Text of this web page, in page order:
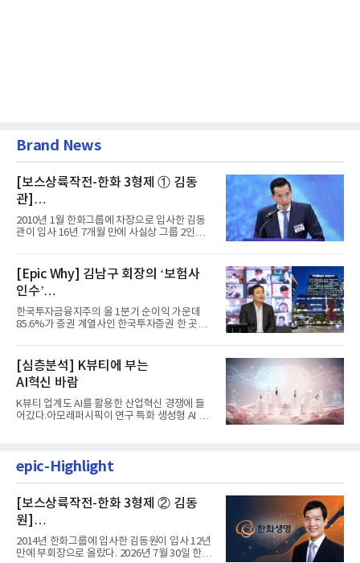
Brand News
[보스상륙작전-한화 3형제 ① 김동
관]
입사 16년 만에 수석부회장 … 경영승
계 ‘초읽기’
2010년 1월 한화그룹에 차장으로 입사한 김동
관이 입사 16년 7개월 만에 사실상 그룹 2인자
[Epic Why] 김남구 회장의 ‘보험사
인수’
발걸음이 신중해진 배경은?
한국투자금융지주의 올 1분기 순이익 가운데
85.6%가 증권 계열사인 한국투자증권 한 곳에
[심층분석] K뷰티에 부는
AI혁신 바람
K뷰티 업계도 AI를 활용한 산업혁신 경쟁에 들
어갔다.아모레퍼시픽이 연구 특화 생성형 AI 플
epic-Highlight
[보스상륙작전-한화 3형제 ② 김동
원]
입사 12년 만에 금융계열 수장 등극
2014년 한화그룹에 입사한 김동원이 입사 12년
만에 부회장으로 올랐다. 2026년 7월 30일 한화